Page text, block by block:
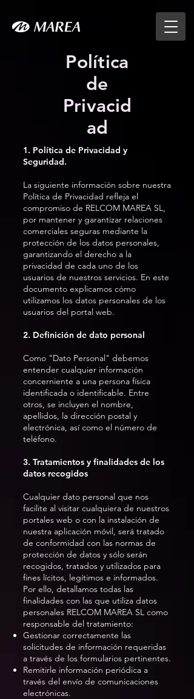
Política
de
Privacid
ad
1. Política de Privacidad y
Seguridad.
La siguiente información sobre nuestra
Política de Privacidad refleja el
compromiso de RELCOM MAREA SL,
por mantener y garantizar relaciones
comerciales seguras mediante la
protección de los datos personales,
garantizando el derecho a la
privacidad de cada uno de los
usuarios de nuestros servicios. En este
documento explicamos cómo
utilizamos los datos personales de los
usuarios del portal web.
2. Definición de dato personal
Como "Dato Personal" debemos
entender cualquier información
concerniente a una persona física
identificada o identificable. Entre
otros, se incluyen el nombre,
apellidos, la dirección postal y
electrónica, así como el número de
teléfono.
3. Tratamientos y finalidades de los
datos recogidos
Cualquier dato personal que nos
facilite al visitar cualquiera de nuestros
portales web o con la instalación de
nuestra aplicación móvil, será tratado
de conformidad con las normas de
protección de datos y sólo serán
recogidos, tratados y utilizados para
fines lícitos, legítimos e informados.
Por ello, detallamos todas las
finalidades con las que utiliza datos
personales RELCOM MAREA SL como
responsable del tratamiento:
Gestionar correctamente las
solicitudes de información requeridas
a través de los formularios pertinentes.
Remitirle información periódica a
través del envío de comunicaciones
electrónicas.